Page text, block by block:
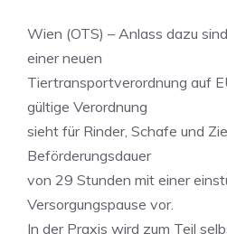
Wien (OTS) – Anlass dazu
einer neuen
Tiertransportverordnung auf
gültige Verordnung
sieht für Rinder, Schafe und
Beförderungsdauer
von 29 Stunden mit einer
Versorgungspause vor.
In der Praxis wird zum Teil